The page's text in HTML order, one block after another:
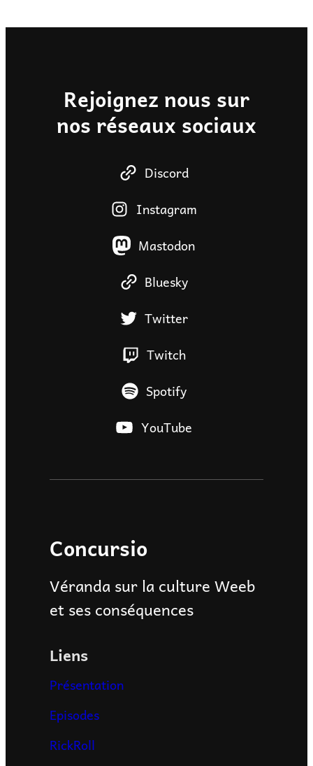
Rejoignez nous sur
nos réseaux sociaux
Discord
Instagram
Mastodon
Bluesky
Twitter
Twitch
Spotify
YouTube
Concursio
Véranda sur la culture Weeb
et ses conséquences
Liens
Présentation
Episodes
RickRoll